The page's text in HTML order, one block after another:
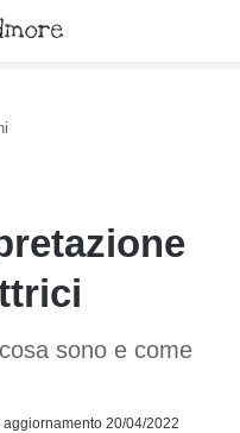
sono e come
aggiornamento 20/04/2022